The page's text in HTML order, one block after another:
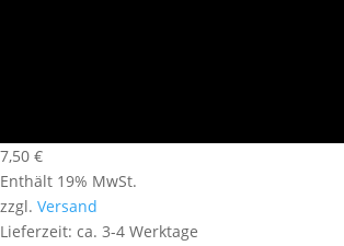
7,50 €
Enthält 19% MwSt.
zzgl. Versand
Lieferzeit: ca. 3-4 Werktage